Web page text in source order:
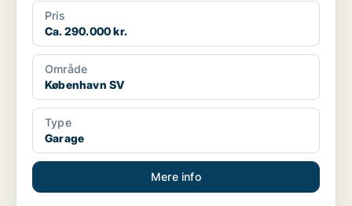
Pris
Ca. 290.000 kr.
Område
København SV
Type
Garage
Mere info